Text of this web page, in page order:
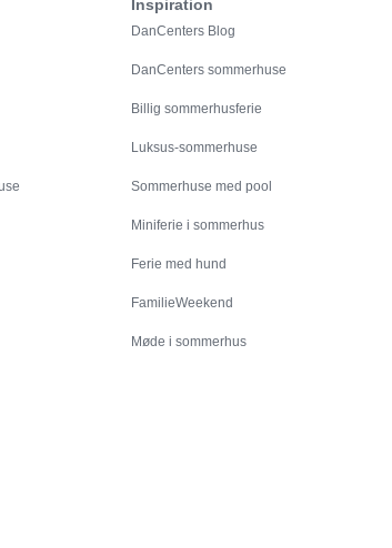
Inspiration
DanCenters Blog
DanCenters sommerhuse
Billig sommerhusferie
Luksus-sommerhuse
Sommerhuse med pool
Miniferie i sommerhus
Ferie med hund
FamilieWeekend
Møde i sommerhus